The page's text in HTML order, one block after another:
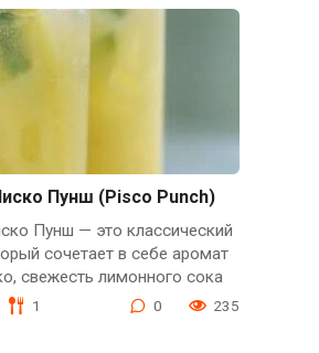
Пунш (Pisco Punch)
Пунш — это классический
сочетает в себе аромат
свежесть лимонного сока
1 0 235